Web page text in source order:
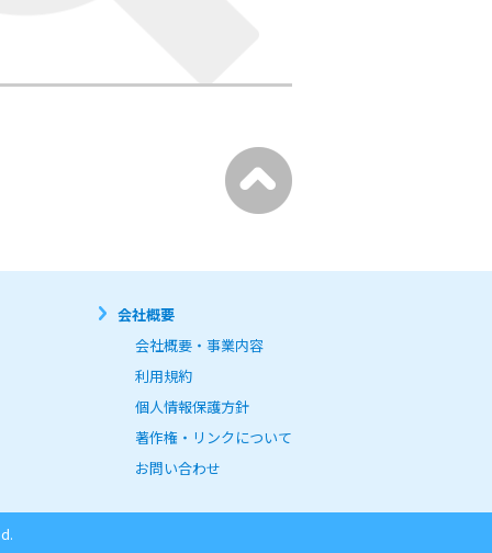
会社概要
会社概要・事業内容
利用規約
個人情報保護方針
著作権・リンクについて
お問い合わせ